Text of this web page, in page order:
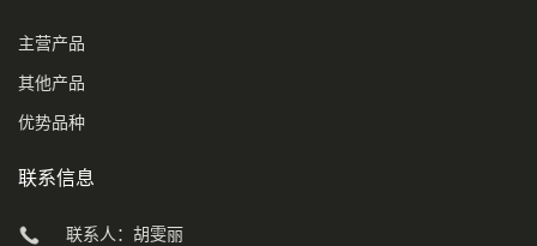
主营产品
其他产品
优势品种
联系信息
联系人：胡雯丽